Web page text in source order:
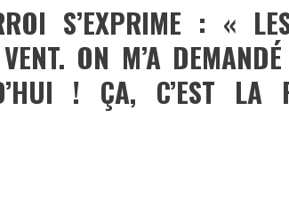
S’EXPRIME : «
ON M’A
! ÇA, C’EST LA